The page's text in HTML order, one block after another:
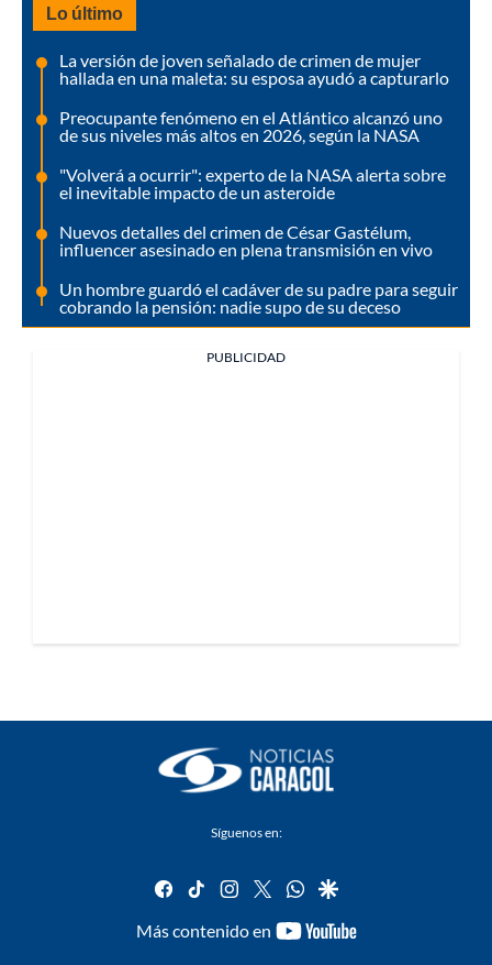
Lo último
La versión de joven señalado de crimen de mujer
hallada en una maleta: su esposa ayudó a capturarlo
Preocupante fenómeno en el Atlántico alcanzó uno
de sus niveles más altos en 2026, según la NASA
"Volverá a ocurrir": experto de la NASA alerta sobre
el inevitable impacto de un asteroide
Nuevos detalles del crimen de César Gastélum,
influencer asesinado en plena transmisión en vivo
Un hombre guardó el cadáver de su padre para seguir
cobrando la pensión: nadie supo de su deceso
PUBLICIDAD
Síguenos en:
facebook
tiktok instagram
twitterwhatsapp
google
Más contenido en
youtube-